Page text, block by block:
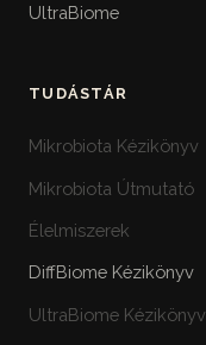
UltraBiome
TUDÁSTÁR
Mikrobiota Kézikönyv
Mikrobiota Útmutató
Élelmiszerek
DiffBiome Kézikönyv
UltraBiome Kézikönyv